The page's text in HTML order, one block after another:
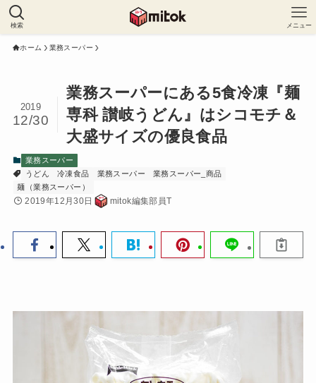
検索 メニュー
ホーム 業務スーパー
業務スーパーにある5食冷凍『麺
専科 讃岐うどん』はシコモチ＆
大盛サイズの優良食品
2019
12/30
業務スーパー
うどん
冷凍食品 業務スーパー
業務スーパー_商品
麺（業務スーパー）
2019年12月30日 mitok編集部員T